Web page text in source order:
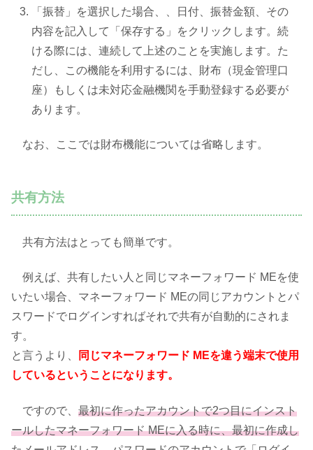
「振替」を選択した場合、、日付、振替金額、その
内容を記入して「保存する」をクリックします。続
ける際には、連続して上述のことを実施します。た
だし、この機能を利用するには、財布（現金管理口
座）もしくは未対応金融機関を手動登録する必要が
あります。
なお、ここでは財布機能については省略します。
共有方法
共有方法はとっても簡単です。
例えば、共有したい人と同じマネーフォワード MEを使
いたい場合、マネーフォワード MEの同じアカウントとパ
スワードでログインすればそれで共有が自動的にされま
す。
と言うより、
同じマネーフォワード MEを違う端末で使用
しているということになります。
ですので、 最初に作ったアカウントで2つ目にインスト
ールしたマネーフォワード MEに入る時に、最初に作成し